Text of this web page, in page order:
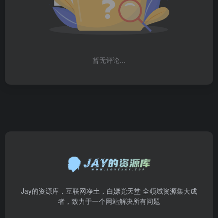
暂无评论...
Jay的资源库，互联网净土，白嫖党天堂 全领域资源集大成
者，致力于一个网站解决所有问题